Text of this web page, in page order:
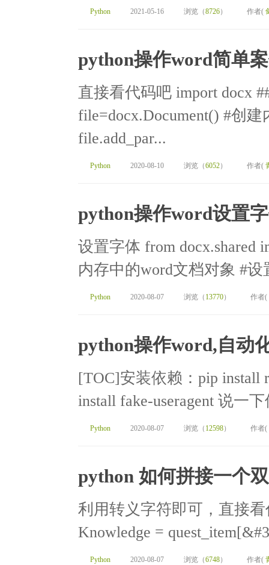
Python 2021-05-16 浏览（8726） 作者(
python操作word简单
直接看代码吧 import docx
file=docx.Document() #创
file.add_par...
Python 2020-08-10 浏览（6052） 作者(
python操作word设置
设置字体 from docx.shared
内存中的word文档对象 #
Python 2020-08-07 浏览（ 13770） 作者(
python操作word,自动
[TOC]安装依赖：pip install
install fake-useragent 说一
Python 2020-08-07 浏览（ 12598） 作者(
python 如何拼接一个
利用转义字符即可，直接看
Knowledge =
Python 2020-08-07 浏览（6748） 作者(